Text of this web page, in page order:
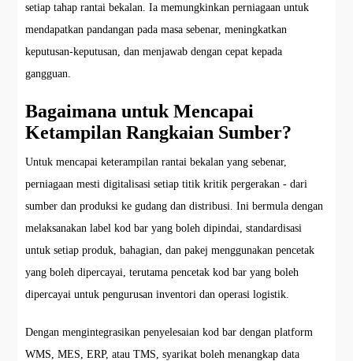
setiap tahap rantai bekalan. Ia memungkinkan perniagaan untuk
mendapatkan pandangan pada masa sebenar, meningkatkan
keputusan-keputusan, dan menjawab dengan cepat kepada
gangguan.
Bagaimana untuk Mencapai
Ketampilan Rangkaian Sumber?
Untuk mencapai keterampilan rantai bekalan yang sebenar,
perniagaan mesti digitalisasi setiap titik kritik pergerakan - dari
sumber dan produksi ke gudang dan distribusi. Ini bermula dengan
melaksanakan label kod bar yang boleh dipindai, standardisasi
untuk setiap produk, bahagian, dan pakej menggunakan pencetak
yang boleh dipercayai, terutama pencetak kod bar yang boleh
dipercayai untuk pengurusan inventori dan operasi logistik.
Dengan mengintegrasikan penyelesaian kod bar dengan platform
WMS, MES, ERP, atau TMS, syarikat boleh menangkap data